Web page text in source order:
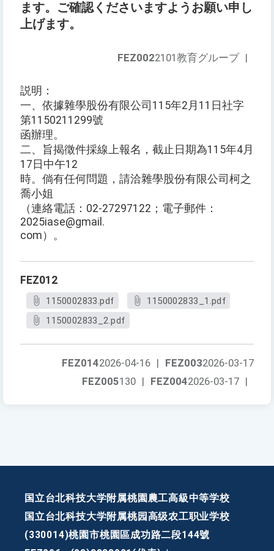
ます。ご確認くださいますようお願い申し
上げます。
FEZ0022101教育グループ |
説明：
一、依據雜學股份有限公司115年2月11日社字
第1150211299號
函辦理。
二、旨揭徵件採線上報名，截止日期為115年4月
17日中午12
時。倘有任何問題，請洽雜學股份有限公司柯之
喬小姐
（連絡電話：02-27297122；電子郵件：
2025iase@gmail.
com）。
FEZ012
1150002833.pdf
1150002833_1.pdf
1150002833_2.pdf
FEZ0032026-03-17
FEZ0142026-04-16 |
FEZ0042026-03-17 |
FEZ005130 |
国立台北科技大学附属桃園農工高級中等学校
国立台北科技大学附属桃园高级农工职业学校
(330014)桃園市桃園區成功路二段144號